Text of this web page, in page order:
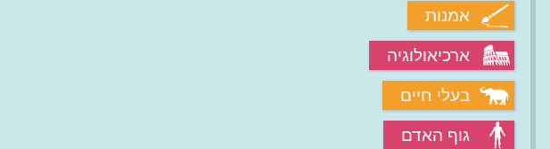
אמנות
ארכיאולוגיה
בעלי חיים
גוף האדם